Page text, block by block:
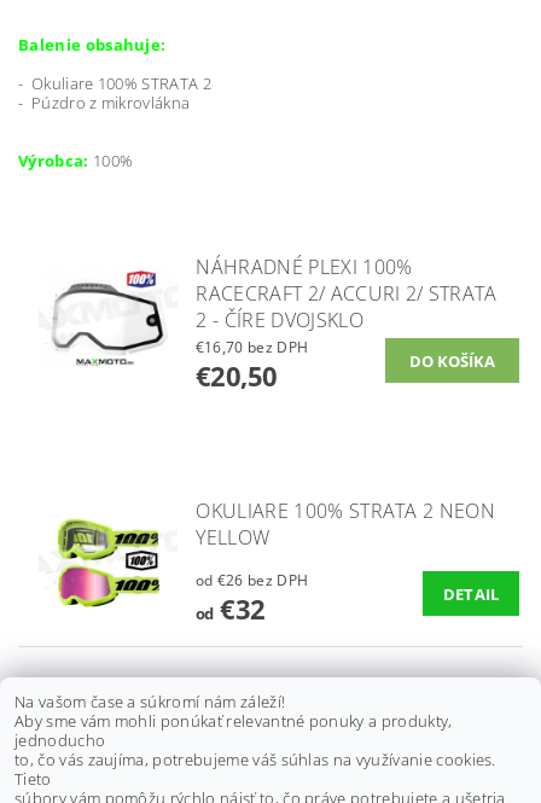
Balenie obsahuje:
- Okuliare 100% STRATA 2
- Púzdro z mikrovlákna
Výrobca: 100%
NÁHRADNÉ PLEXI 100%
RACECRAFT 2/ ACCURI 2/ STRATA
2 - ČÍRE DVOJSKLO
€16,70 bez DPH
€20,50
OKULIARE 100% STRATA 2 NEON
YELLOW
od €26 bez DPH
od€32 DETAIL
OKULIARE 100% STRATA 2 NEON
ORANGE
od €33,30 bez DPH
€41
Na vašom čase a súkromí nám záleží!
Aby sme vám mohli ponúkať relevantné ponuky a produkty,
jednoducho
to, čo vás zaujíma, potrebujeme váš súhlas na využívanie cookies.
Tieto
súbory vám pomôžu rýchlo nájsť to, čo práve potrebujete a ušetria